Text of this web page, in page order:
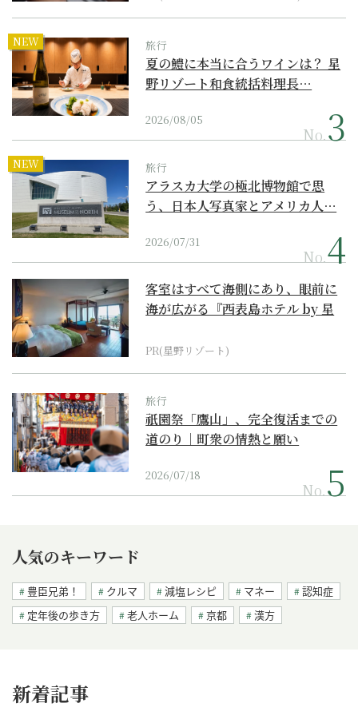
NEW 旅行
夏の鱧に本当に合うワインは？ 星
野リゾート和食統括料理長…
2026/08/05
No.
NEW 旅行
アラスカ大学の極北博物館で思
う、日本人写真家とアメリカ人…
2026/07/31
No.
客室はすべて海側にあり、眼前に
海が広がる『西表島ホテル by 星
PR(星野リゾート)
旅行
祇園祭「鷹山」、完全復活までの
道のり｜町衆の情熱と願い
2026/07/18
No.
人気のキーワード
豊臣兄弟！ クルマ 減塩レシピ マネー
認知症
定年後の歩き方
老人ホーム 京都 漢方
新着記事